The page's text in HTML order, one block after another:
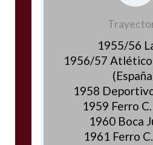
1955/56
1956/57
1958
1959 Ferro
1960 Boca
1961 Ferro